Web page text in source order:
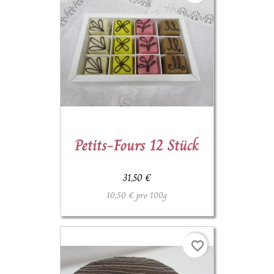
Petits-Fours 12 Stück
31,50 €
10,50 € pro 100g
favorite_border